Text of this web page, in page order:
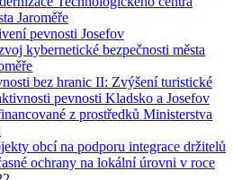
Jaroměře
pevnosti Josefov
kybernetické bezpečnosti města
bez hranic II: Zvýšení turistické
pevnosti Kladsko a Josefov
z prostředků Ministerstva
obcí na podporu integrace držitelů
ochrany na lokální úrovni v roce